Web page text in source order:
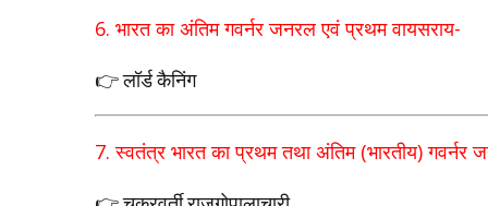
6. भारत का अंतिम गवर्नर जनरल एवं प्रथम वायसराय-
👉 लॉर्ड कैनिंग
7.स्वतंत्र भारत का प्रथम तथा अंतिम (भारतीय) गवर्नर